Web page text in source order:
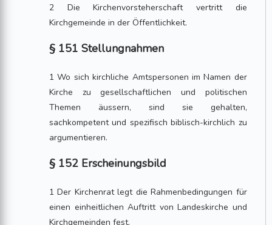
2 Die Kirchenvorsteherschaft vertritt die
Kirchgemeinde in der Öffentlichkeit.
§ 151 Stellungnahmen
1 Wo sich kirchliche Amtspersonen im Namen der
Kirche zu gesellschaftlichen und politischen
Themen äussern, sind sie gehalten,
sachkompetent und spezifisch biblisch-kirchlich zu
argumentieren.
§ 152 Erscheinungsbild
1 Der Kirchenrat legt die Rahmenbedingungen für
einen einheitlichen Auftritt von Landeskirche und
Kirchgemeinden fest.